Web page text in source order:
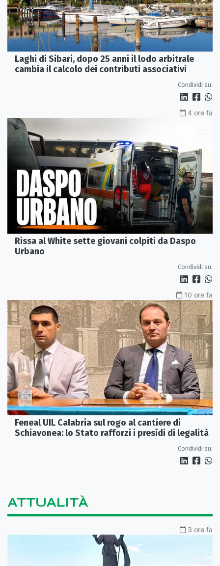
Laghi di Sibari, dopo 25 anni il lodo arbitrale
cambia il calcolo dei contributi associativi
Condividi su:
4 ore fa
Rissa al White sette giovani colpiti da Daspo
Urbano
Condividi su:
10 ore fa
Feneal UIL Calabria sul rogo al cantiere di
Schiavonea: lo Stato rafforzi i presìdi di legalità
Condividi su:
ATTUALITÀ
3 ore fa